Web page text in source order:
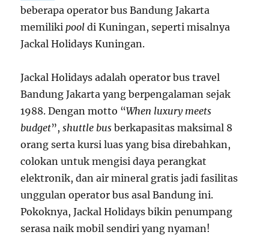
beberapa operator bus Bandung Jakarta
memilikipool di Kuningan, seperti misalnya
Jackal Holidays Kuningan.
Jackal Holidays adalah operator bus travel
Bandung Jakarta yang berpengalaman sejak
1988. Dengan motto “When luxury meets
budget”,shuttle bus berkapasitas maksimal 8
orang serta kursi luas yang bisa direbahkan,
colokan untuk mengisi daya perangkat
elektronik, dan air mineral gratis jadi fasilitas
unggulan operator bus asal Bandung ini.
Pokoknya, Jackal Holidays bikin penumpang
serasa naik mobil sendiri yang nyaman!